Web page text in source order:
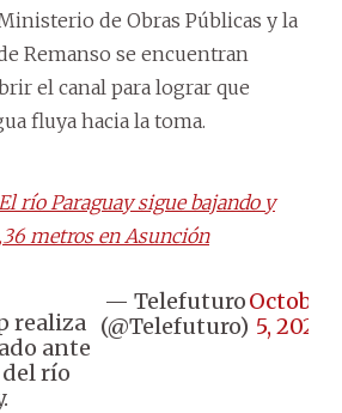
de Obras Públicas y la
Remanso se encuentran
el canal para lograr que
fluya hacia la toma.
El río Paraguay sigue bajando y
metros en Asunción
realiza
ante
río
— Telefuturo
(@Telefuturo)
October
5, 2024